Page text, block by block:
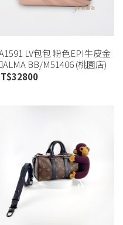
LV包包 粉色EPI牛皮金
ALMA BB/M51406 (桃園店)
32800